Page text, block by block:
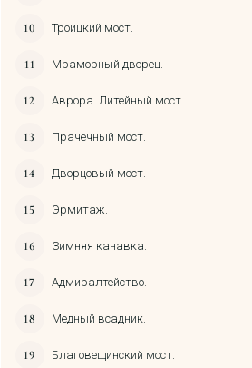
Троицкий мост.
Мраморный дворец.
Аврора. Литейный мост.
Прачечный мост.
Дворцовый мост.
Эрмитаж.
Зимняя канавка.
Адмиралтейство.
Медный всадник.
Благовещинский мост.